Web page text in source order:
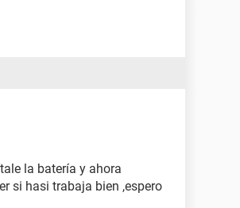
la batería y ahora
si hasi trabaja bien ,espero